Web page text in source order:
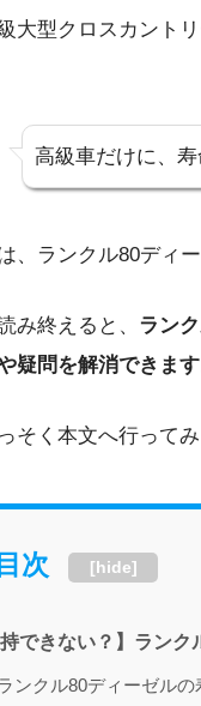
大型クロスカント
高級車だけに、
、ランクル80ディ
み終えると、 ラン
疑問を解消できます
そく本文へ行ってみ
目次 [hide]
持できない？】ラン
ンクル80ディーゼル